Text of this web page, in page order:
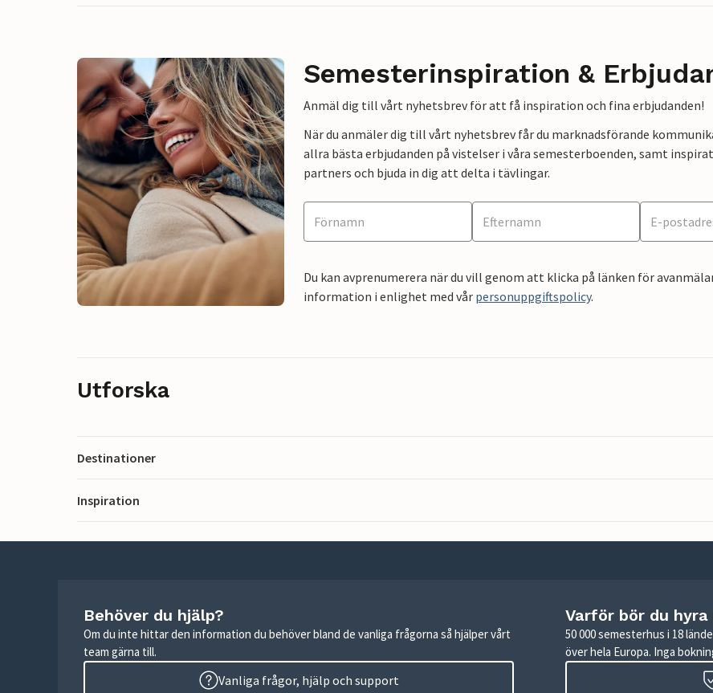
Semesterinspiration &
Anmäl dig till vårt nyhetsbrev för att få inspiration och fina erbjudanden!
När du anmäler dig till vårt nyhetsbrev får du marknadsförande
allra bästa erbjudanden på vistelser i våra semesterboenden, samt
partners och bjuda in dig att delta i tävlingar.
Du kan avprenumerera när du vill genom att klicka på länken för
information i enlighet med vår personuppgiftspolicy.
Utforska
Destinationer
Inspiration
Behöver du hjälp?
Om du inte hittar den information du behöver bland de vanliga frågorna så hjälper vårt
team gärna till.
Vanliga frågor, hjälp och support
Varför bör du
50 000 semesterhus i 18
över hela Europa. Inga